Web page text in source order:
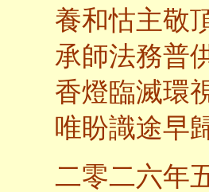
養和怙主
承師法務
香燈臨滅
唯盼識途
二零二六年